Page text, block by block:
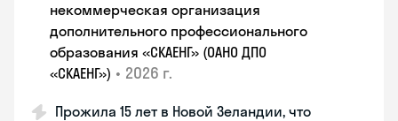
некоммерческая организация
дополнительного профессионального
образования «СКАЕНГ» (ОАНО ДПО
«СКАЕНГ») • 2026 г.
Прожила 15 лет в Новой Зеландии, что